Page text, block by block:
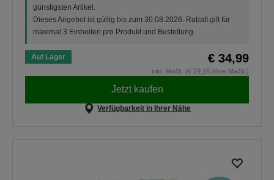
günstigsten Artikel.
Dieses Angebot ist gültig bis zum 30.08.2026. Rabatt gilt für
maximal 3 Einheiten pro Produkt und Bestellung.
Auf Lager € 34,99
inkl. MwSt. (€ 29,16 ohne MwSt.)
Jetzt kaufen
Verfügbarkeit in Ihrer Nähe